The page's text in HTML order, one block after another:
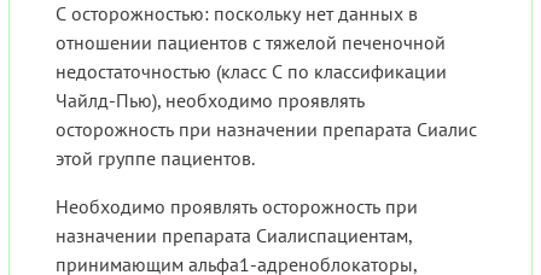
С осторожностью: поскольку нет данных в
отношении пациентов с тяжелой печеночной
недостаточностью (класс С по классификации
Чайлд-Пью), необходимо проявлять
осторожность при назначении препарата Сиалис
этой группе пациентов.
Необходимо проявлять осторожность при
назначении препарата Сиалиспациентам,
принимающим альфа1-адреноблокаторы,